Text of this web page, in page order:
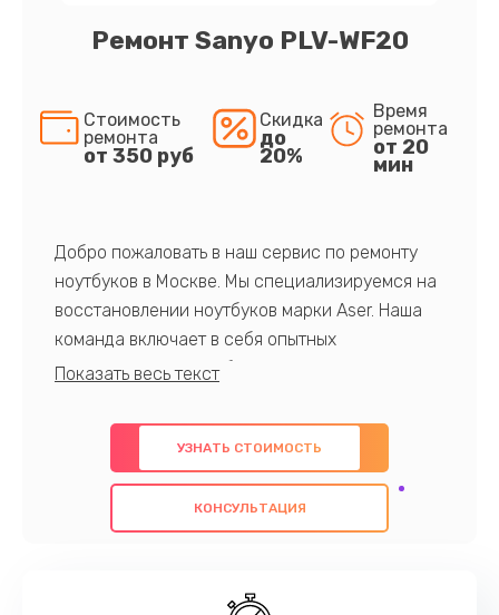
Ремонт Sanyo PLV-WF20
Стоимость
ремонта
от 350 руб
Скидка
до
20%
Время
ремонта
от 20
мин
Добро пожаловать в наш сервис по ремонту
ноутбуков в Москве. Мы специализируемся на
восстановлении ноутбуков марки Aser. Наша
команда включает в себя опытных
профессионалов с обширными знаниями и
предлагаем быстрый и качественный ремонт с
использованием оригинальных компонентов, а
также гарантируем качество всех
проведенных работ. Наша цель - предоставить
наилучшим образом. Не медлите записаться на
УЗНАТЬ СТОИМОСТЬ
КОНСУЛЬТАЦИЯ